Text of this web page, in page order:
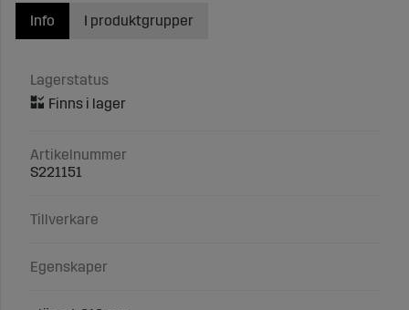
Info
Lagerstatus
Artikelnummer
S221151
Tillverkare
Egenskaper
I produktgrupper